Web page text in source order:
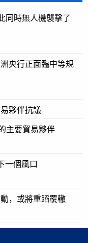
同時無人機襲擊了
央行正面臨中等規
夥伴抗議
主要貿易夥伴
一個風口
，或將重蹈覆轍